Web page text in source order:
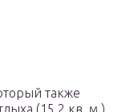
также
(15,2 кв. м.).